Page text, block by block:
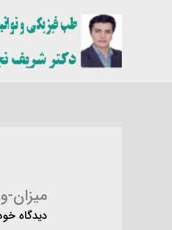
دیدگاه‌